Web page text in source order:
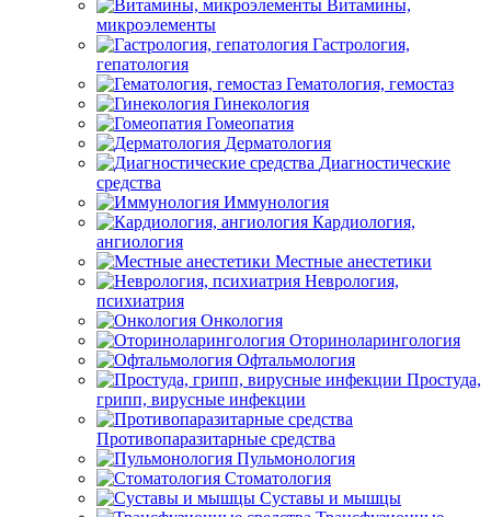
Витамины,
микроэлементы
Гастрология,
гепатология
Гематология, гемостаз
Гинекология
Гомеопатия
Дерматология
Диагностические
средства
Иммунология
Кардиология,
ангиология
Местные анестетики
Неврология,
психиатрия
Онкология
Оториноларингология
Офтальмология
Простуда,
грипп, вирусные инфекции
Противопаразитарные средства
Пульмонология
Стоматология
Суставы и мышцы